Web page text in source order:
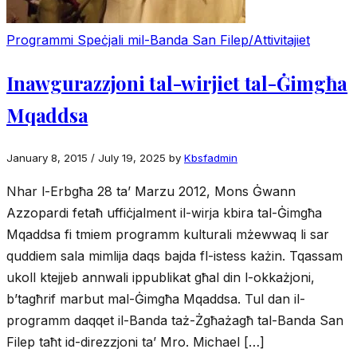
Programmi Speċjali mil-Banda San Filep/Attivitajiet
Inawgurazzjoni tal-wirjiet tal-Ġimgħa
Mqaddsa
January 8, 2015 / July 19, 2025 by Kbsfadmin
Nhar l-Erbgħa 28 ta’ Marzu 2012, Mons Ġwann
Azzopardi fetaħ uffiċjalment il-wirja kbira tal-Ġimgħa
Mqaddsa fi tmiem programm kulturali mżewwaq li sar
quddiem sala mimlija daqs bajda fl-istess każin. Tqassam
ukoll ktejjeb annwali ippublikat għal din l-okkażjoni,
b’tagħrif marbut mal-Ġimgħa Mqaddsa. Tul dan il-
programm daqqet il-Banda taż-Żgħażagħ tal-Banda San
Filep taħt id-direzzjoni ta’ Mro. Michael […]